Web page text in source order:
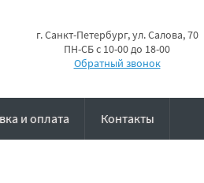
г. Санкт-Петербург, ул. Салова, 70
ПН-СБ с 10-00 до 18-00
Обратный звонок
и оплата Контакты